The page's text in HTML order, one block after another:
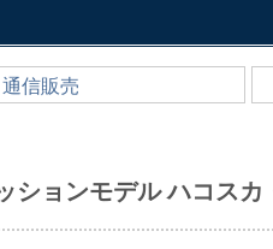
通信販売
ションモデル ハコス